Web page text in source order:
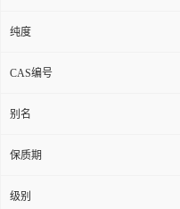
纯度
CAS编号
别名
保质期
级别